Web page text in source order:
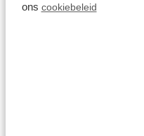
ons cookiebeleid